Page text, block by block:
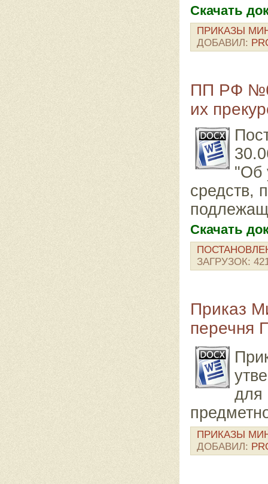
Скачать
ПРИКАЗЫ
ДОБАВИЛ:
ПП РФ
их
"Об
средств,
Скачать
ЗАГРУЗОК:
Приказ
перечня
для
ПРИКАЗЫ
ДОБАВИЛ: